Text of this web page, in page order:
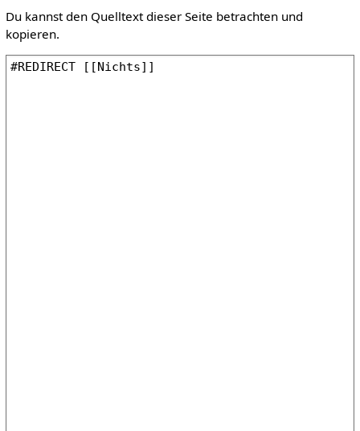
Du kannst den Quelltext dieser Seite betrachten und
kopieren.